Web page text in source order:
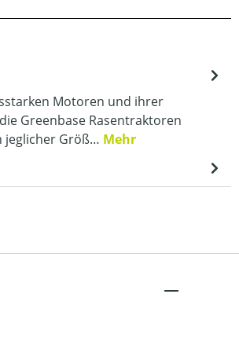
Motoren und ihrer
Greenbase Rasentraktoren
jeglicher Größ… Mehr